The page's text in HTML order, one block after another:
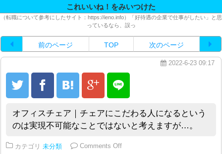
これいいね！をみいつけた
（転職について参考にしたサイト：https://ieno.info）「好待遇の企業で仕事がしたい」と思
っているなら、誤っ
前のページ TOP 次のページ
2022-6-23 09:17
オフィスチェア｜チェアにこだわる人になるという
のは実現不可能なことではないと考えますが…。
カテゴリ 未分類 Comments Offon オフィスチェア｜チェアにこ